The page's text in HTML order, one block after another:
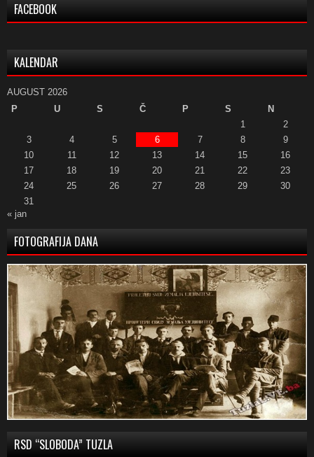
FACEBOOK
KALENDAR
AUGUST 2026
P
U S Č P S
N
1
2
3
4 5 6 7 8
9
10
11 12 13 14 15
16
17
18 19 20 21 22
23
24
25 26 27 28 29
30
31
« jan
FOTOGRAFIJA DANA
RSD “SLOBODA” TUZLA